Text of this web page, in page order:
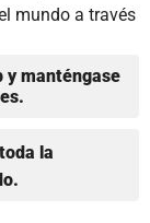
mundo a través
y manténgase
la